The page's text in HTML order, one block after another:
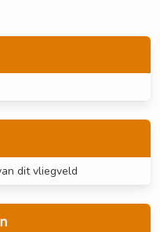
dit vliegveld